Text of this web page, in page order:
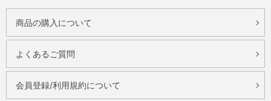
商品の購入について
よくあるご質問
会員登録/利用規約について